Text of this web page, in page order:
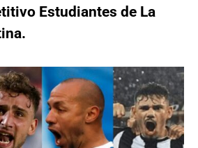
Estudiantes de La